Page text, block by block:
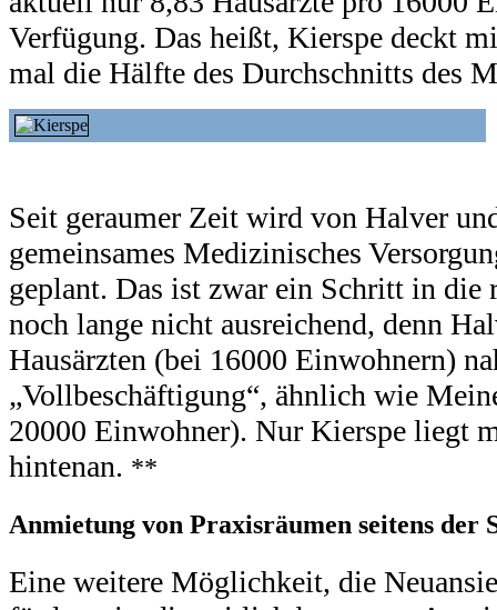
Verfügung. Das heißt, Kierspe deckt
mal die Hälfte des Durchschnitts des
Seit geraumer Zeit wird von Halver
gemeinsames Medizinisches
geplant. Das ist zwar ein Schritt in die
noch lange nicht ausreichend, denn
Hausärzten (bei 16000 Einwohnern)
„Vollbeschäftigung“, ähnlich wie
20000 Einwohner). Nur Kierspe liegt
hintenan. **
Anmietung von Praxisräumen seitens der
Eine weitere Möglichkeit, die